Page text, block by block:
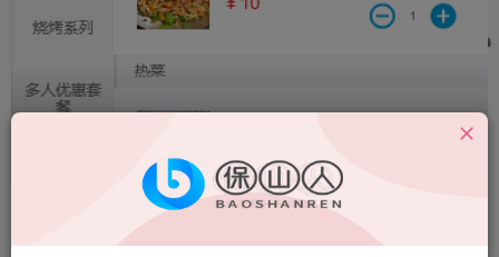
优惠特价 正文
关注